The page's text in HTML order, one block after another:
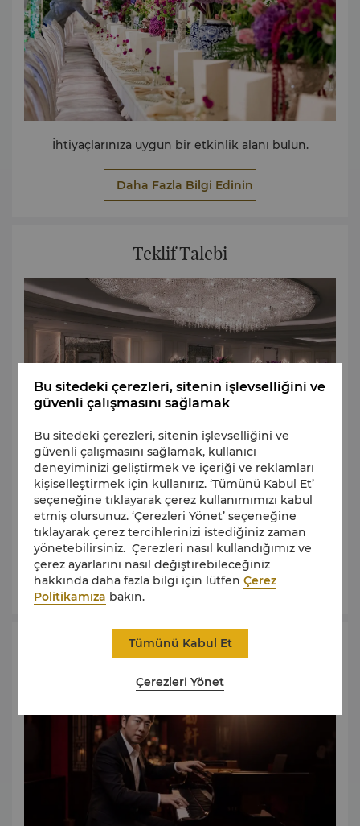
İhtiyaçlarınıza uygun bir etkinlik alanı bulun.
Daha Fazla Bilgi Edinin
Teklif Talebi
Etkinliğiniz için ihtiyaçlarınızı kısa bir form doldurarak
bize iletin. Ekibimiz etkinliğinizi planlamanıza
yardımcı olmak için sizinle iletişime geçecektir.
Daha Fazla Bilgi Edinin
Teklifleri
Bu sitedeki çerezleri, sitenin işlevselliğini ve
güvenli çalışmasını sağlamak
Bu sitedeki çerezleri, sitenin işlevselliğini ve
güvenli çalışmasını sağlamak, kullanıcı
deneyiminizi geliştirmek ve içeriği ve reklamları
kişiselleştirmek için kullanırız. ‘Tümünü Kabul Et’
seçeneğine tıklayarak çerez kullanımımızı kabul
etmiş olursunuz. ‘Çerezleri Yönet’ seçeneğine
tıklayarak çerez tercihlerinizi istediğiniz zaman
yönetebilirsiniz. Çerezleri nasıl kullandığımız ve
çerez ayarlarını nasıl değiştirebileceğiniz
hakkında daha fazla bilgi için lütfenÇerez
Politikamıza bakın.
Çerezleri Yönet
Tümünü Kabul Et